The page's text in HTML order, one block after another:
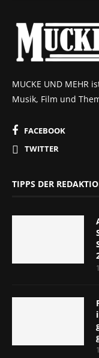
MUCKE UND MEHR
Musik, Film und
FACEBOOK
TWITTER
TIPPS DER